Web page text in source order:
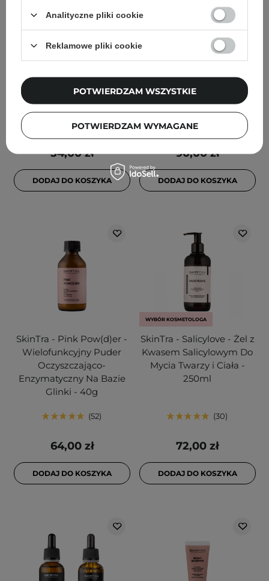
HairTry - Vin Glosser -
do Włosów z Octem -
17
54,00 zł
DODAJ DO KOSZYKA
SkinTra - Dmaestro -
30ml
90,00 zł
DODAJ DO KOSZYKA
SkinTra - Pink Pow(d)er -
Wielofunkcyjny Puder
Oczyszczająco-
Enzymatyczny Na Bazie
Glinki - 40g
52
64,00 zł
DODAJ DO KOSZYKA
WYBÓR KOSMETOLOGA
SkinTra - Salicylove - Żel z
Kwasem Salicylowym Do
Mycia Twarzy i Ciała -
250ml
30
72,00 zł
DODAJ DO KOSZYKA
Analityczne pliki cookie
Reklamowe pliki cookie
POTWIERDZAM WYMAGANE
POTWIERDZAM WSZYSTKIE